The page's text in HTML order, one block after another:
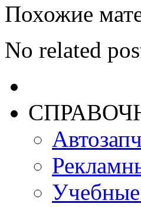
Похожие
No related